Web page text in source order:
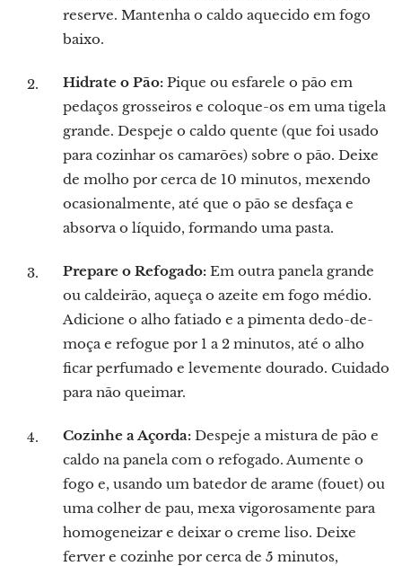
reserve. Mantenha o caldo aquecido em fogo
baixo.
Hidrate o Pão: Pique ou esfarele o pão em
pedaços grosseiros e coloque-os em uma tigela
grande. Despeje o caldo quente (que foi usado
para cozinhar os camarões) sobre o pão. Deixe
de molho por cerca de 10 minutos, mexendo
ocasionalmente, até que o pão se desfaça e
absorva o líquido, formando uma pasta.
Prepare o Refogado: Em outra panela grande
ou caldeirão, aqueça o azeite em fogo médio.
Adicione o alho fatiado e a pimenta dedo-de-
moça e refogue por 1 a 2 minutos, até o alho
ficar perfumado e levemente dourado. Cuidado
para não queimar.
Cozinhe a Açorda: Despeje a mistura de pão e
caldo na panela com o refogado. Aumente o
fogo e, usando um batedor de arame (fouet) ou
uma colher de pau, mexa vigorosamente para
homogeneizar e deixar o creme liso. Deixe
ferver e cozinhe por cerca de 5 minutos,